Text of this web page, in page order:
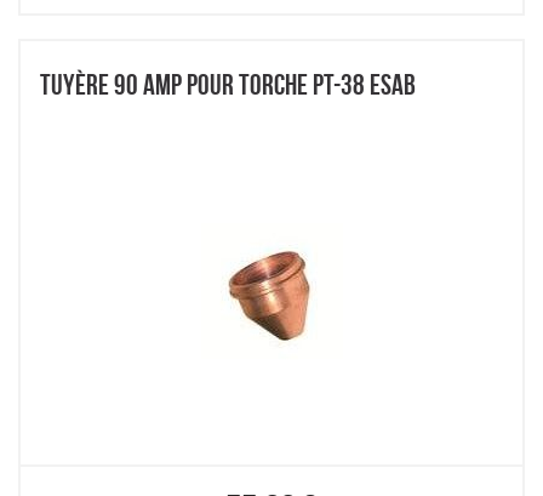
TUYÈRE 90 AMP POUR TORCHE PT-38 ESAB